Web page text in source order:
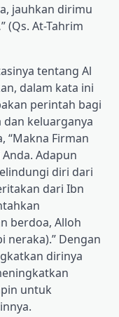
jauhkan dirimu
(Qs. At-Tahrim
tentang Al
dalam kata ini
perintah bagi
keluarganya
“Makna Firman
Adapun
diri dari
dari Ibn
berdoa, Alloh
neraka).” Dengan
dirinya
untuk